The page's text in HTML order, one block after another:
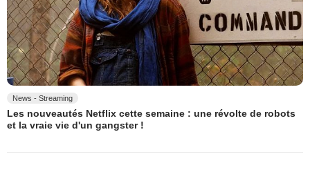
News - Streaming
Les nouveautés Netflix cette semaine : une révolte de robots
et la vraie vie d'un gangster !